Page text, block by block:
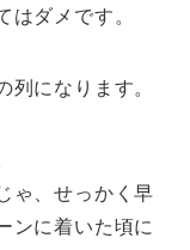
はダメです。
列になります。
ゃ、せっかく早
ンに着いた頃に